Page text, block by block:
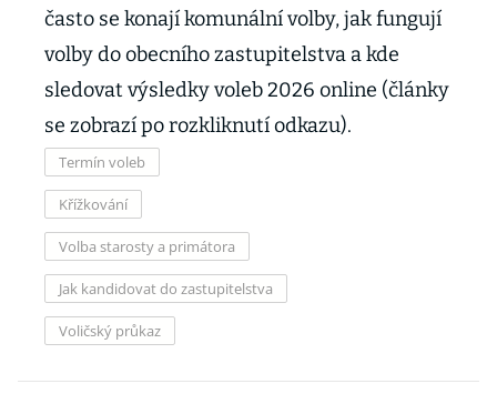
často se konají komunální volby, jak fungují
volby do obecního zastupitelstva a kde
sledovat výsledky voleb 2026 online (články
se zobrazí po rozkliknutí odkazu).
Termín voleb
Křížkování
Volba starosty a primátora
Jak kandidovat do zastupitelstva
Voličský průkaz